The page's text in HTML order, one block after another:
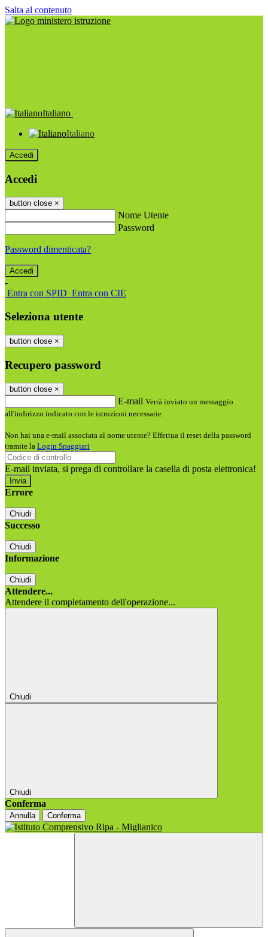
Salta al contenuto
Italiano
Italiano
Accedi
Accedi
button close ×
Nome Utente
Password
Password dimenticata?
-
Entra con SPID Entra con CIE
Seleziona utente
button close ×
Recupero password
button close ×
E-mail Verrà inviato un messaggio
all'indirizzo indicato con le istruzioni necessarie.
Non hai una e-mail associata al nome utente? Effettua il reset della password
tramite la Login Spaggiari
E-mail inviata, si prega di controllare la casella di posta elettronica!
Errore
Chiudi
Successo
Chiudi
Informazione
Chiudi
Attendere...
Attendere il completamento dell'operazione...
Chiudi
Chiudi
Conferma
Annulla Conferma